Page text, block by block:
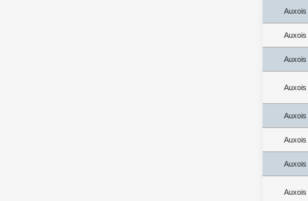
Auxois
Auxois
Auxois
Auxois
Auxois
Auxois
Auxois
Auxois